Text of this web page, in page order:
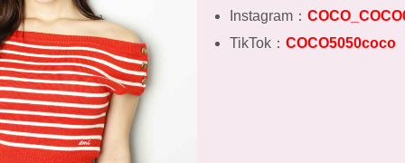
Instagram：
TikTok： COCO5050coco